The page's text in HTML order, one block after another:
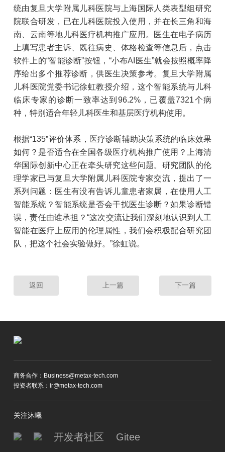
统由复旦大学附属儿科医院与上海国际人类表型组研究
院联合研发，已在儿科医院投入使用，并在长三角和海
南、云南等地儿科医疗机构推广应用。医生在电子病历
上填写患者主诉、既往病史、体格检查等信息后，点击
软件上的“智能诊断”按钮，“小布AI医生”就会按照概率降
序给出多个推荐诊断，供医生决策参考。复旦大学附属
儿科医院党委书记徐虹教授介绍，这个智能系统与儿科
临床专家的诊断一致率达到96.2%，已覆盖7321个病
种，特别适合年轻儿科医生和基层医疗机构使用。
根据“135”评价体系，医疗诊断辅助决策系统的临床效果
如何？是否适合在全国各级医疗机构推广使用？上海清
华国际创新中心正在牵头研究这些问题。研究团队的伦
理学家已与复旦大学附属儿科医院专家交流，提出了一
系列问题：医生有没有告诉儿童患者家属，在使用人工
智能系统？智能系统是否会干扰医生诊断？如果诊断错
误，责任由谁承担？“这次交流让我们深刻地认识到人工
智能在医疗上应用的伦理属性，我们会积极配合研究团
队，把这个社会实验做好。”徐虹说。
返回 下一篇
上一篇
商务合作：Business@metax-tech.com
投资者联系：ir@metax-tech.com
关注沐曦
开发者社区 Gitee